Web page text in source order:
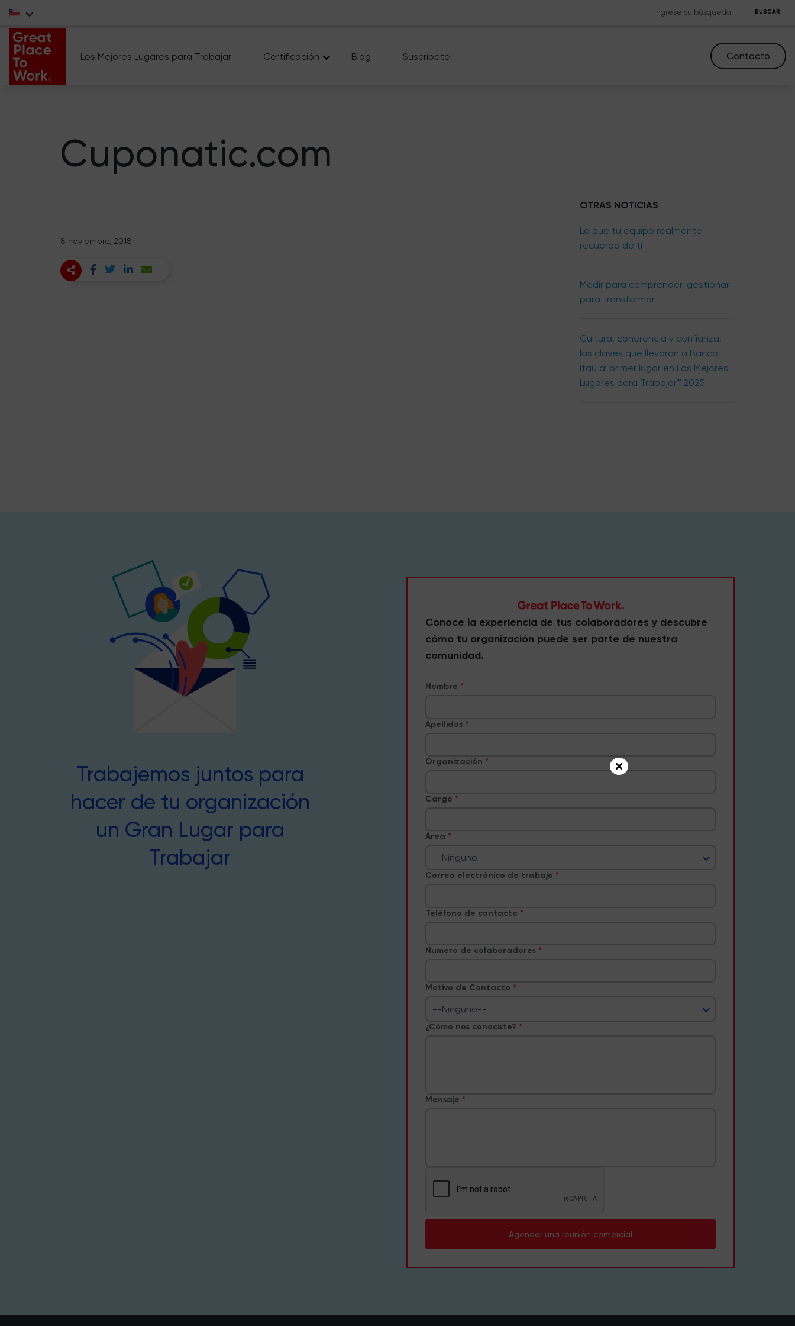
BUSCAR
Los Mejores Lugares para Trabajar Certificación Blog Suscríbete Contacto
Cuponatic.com
8 noviembre, 2018
OTRAS NOTICIAS
Lo que tu equipo realmente
recuerda de ti
Medir para comprender, gestionar
para transformar
Cultura, coherencia y confianza:
las claves que llevaron a Banco
Itaú al primer lugar en Los Mejores
Lugares para Trabajar™ 2025
Trabajemos juntos para
hacer de tu organización
un Gran Lugar para
Trabajar
Conoce la experiencia de tus colaboradores y descubre
cómo tu organización puede ser parte de nuestra
comunidad.
Nombre
Apellidos
Organización
Cargo
Área
--Ninguno--
Correo electrónico de trabajo
Teléfono de contacto
Numero de colaboradores
Motivo de Contacto
--Ninguno--
¿Cómo nos conociste?
Mensaje
Agendar una reunión comercial